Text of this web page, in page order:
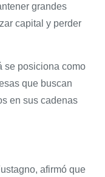
grandes
capital y perder
se posiciona como
que buscan
en sus cadenas
afirmó que